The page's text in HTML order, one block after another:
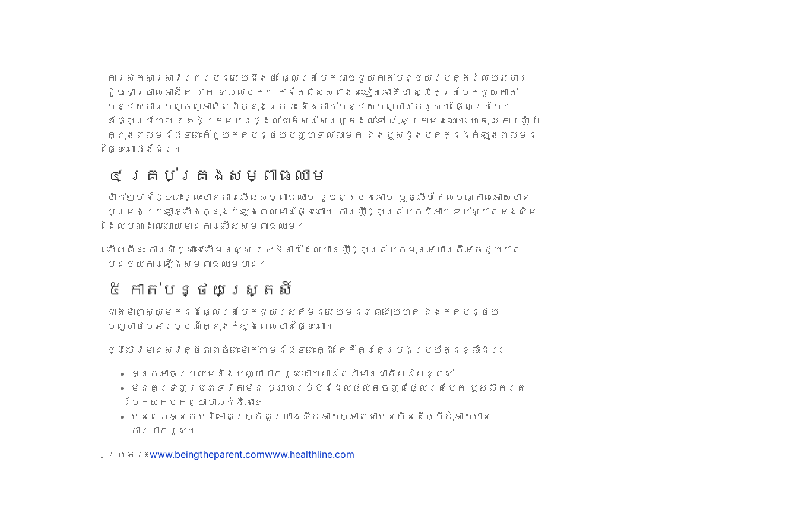
ការសិក្សាស្រាវជ្រាវបានអោយដឹងថា ផ្លែត្របែកអាចជួយកាត់បន្ថយវិបត្តិរំលាយអាហារ
ដូចជាច្រាលអាស៊ីត រាក ទល់លាមក។ កាន់តែពិសេសជាងនេះទៀតនោះគឺថា ស្លឹកត្របែកជួយកាត់
បន្ថយការបញ្ចេញអាស៊ីតពីក្នុងក្រពះ និងកាត់បន្ថយបញ្ហារាករូស។ ផ្លែត្របែក
១ផ្លែប្រហែល ១៦៥ក្រាមបានផ្ដល់ជាតិសរសៃរហូតដល់ទៅ ៨.៩ក្រាមឯណោះ។ ហេតុនេះ ការញ៉ាំវា
ក្នុងពេលមានផ្ទៃពោះក៏ជួយកាត់បន្ថយបញ្ហាទល់លាមក និងឬសដូងបាតក្នុងកំឡុងពេលមាន
ផ្ទៃពោះផងដែរ។
៤ គ្រប់គ្រងសម្ពាធឈាម
ម៉ាក់ៗមានផ្ទៃពោះខ្លះមានការលើសសម្ពាធឈាម ខូចតម្រងនោម ឬថ្លើមដែលបណ្ដាលអោយមាន
បម្រុងក្រឡាភ្លើងក្នុងកំឡុងពេលមានផ្ទៃពោះ។ ការញ៉ាំផ្លែត្របែកគឺអាចទប់ស្កាត់អង់ស៊ីម
ដែលបណ្ដាលអោយមានការលើសសម្ពាធឈាម។
លើសពីនេះ ការសិក្សាទៅលើមនុស្ស ១៤៥នាក់ដែលបានញ៉ាំផ្លែត្របែកមុនអាហារគឺអាចជួយកាត់
បន្ថយការឡើងសម្ពាធឈាមបាន។
៥ កាត់បន្ថយស្ត្រេស៍
ជាតិម៉ាញ៉េស្យូមក្នុងផ្លែត្របែកជួយស្ត្រីមិនអោយមានភាពនឿយហត់ និងកាត់បន្ថយ
បញ្ហាថប់អារម្មណ៍ក្នុងកំឡុងពេលមានផ្ទៃពោះ។
ថ្វីបើវាមានសុវត្ថិភាពចំពោះម៉ាក់ៗមានផ្ទៃពោះក្ដី តែក៏គួរតែប្រុងប្រយ័ត្នខ្លះដែរ៖
អ្នកអាចប្រឈមនឹងបញ្ហារាករូសដោយសារតែវាមានជាតិសរសៃខ្ពស់
មិនគួរទិញប្រភេទវីតាមីន ឬអាហារបំប៉នដែលផលិតចេញពីផ្លែត្របែក ឬស្លឹកត្រ
បែកយកមកព្យាបាលជំងឺនោះទេ
មុនពេលអ្នកបរិភោគស្ត្រីគួរលាងទឹកអោយស្អាតជាមុនសិនដើម្បីកុំអោយមាន
ការរាករូស។
ប្រភព៖www.beingtheparent.comwww.healthline.com